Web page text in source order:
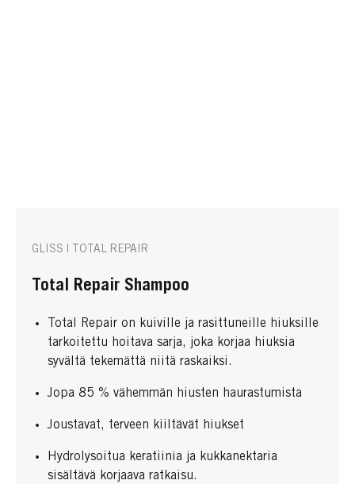
GLISS | TOTAL REPAIR
Total Repair Shampoo
Total Repair on kuiville ja rasittuneille hiuksille
tarkoitettu hoitava sarja, joka korjaa hiuksia
syvältä tekemättä niitä raskaiksi.
Jopa 85 % vähemmän hiusten haurastumista
Joustavat, terveen kiiltävät hiukset
Hydrolysoitua keratiinia ja kukkanektaria
sisältävä korjaava ratkaisu.